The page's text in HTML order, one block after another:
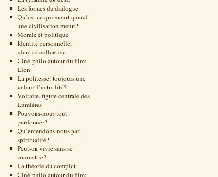
Les formes du dialogue
Qu’est-ce qui meurt quand
une civilisation meurt?
Morale et politique
Identité personnelle,
identité collective
Ciné-philo autour du film:
Lion
La politesse: toujours une
valeur d’actualité?
Voltaire, figure centrale des
Lumières
Pouvons-nous tout
pardonner?
Qu’entendons-nous par
spiritualité?
Peut-on vivre sans se
soumettre?
La théorie du complot
Ciné-philo autour du film: